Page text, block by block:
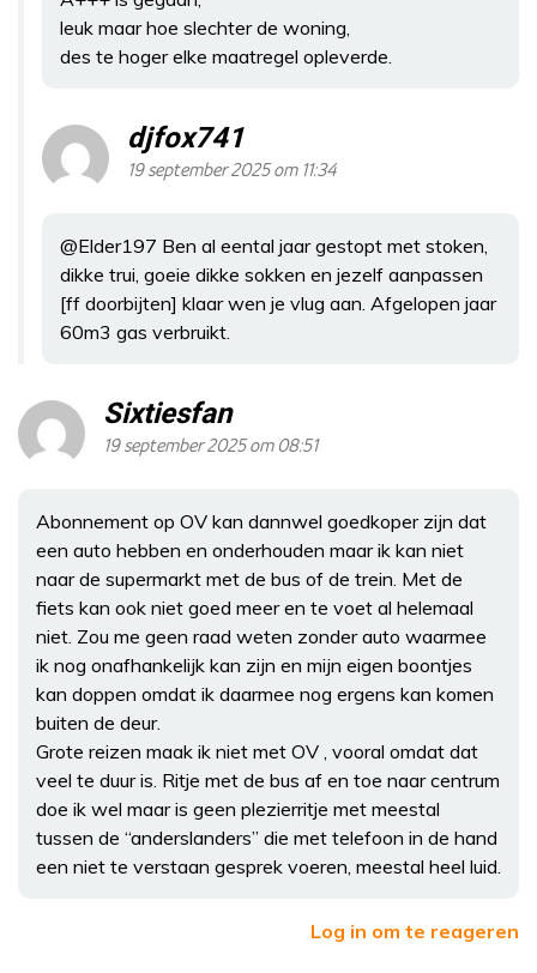
leuk maar hoe slechter de woning,
des te hoger elke maatregel opleverde.
djfox741
19 september 2025 om 11:34
@Elder197 Ben al eental jaar gestopt met stoken,
dikke trui, goeie dikke sokken en jezelf aanpassen
[ff doorbijten] klaar wen je vlug aan. Afgelopen jaar
60m3 gas verbruikt.
Sixtiesfan
19 september 2025 om 08:51
Abonnement op OV kan dannwel goedkoper zijn dat
een auto hebben en onderhouden maar ik kan niet
naar de supermarkt met de bus of de trein. Met de
fiets kan ook niet goed meer en te voet al helemaal
niet. Zou me geen raad weten zonder auto waarmee
ik nog onafhankelijk kan zijn en mijn eigen boontjes
kan doppen omdat ik daarmee nog ergens kan komen
buiten de deur.
Grote reizen maak ik niet met OV , vooral omdat dat
veel te duur is. Ritje met de bus af en toe naar centrum
doe ik wel maar is geen plezierritje met meestal
tussen de “anderslanders” die met telefoon in de hand
een niet te verstaan gesprek voeren, meestal heel luid.
Log in om te reageren